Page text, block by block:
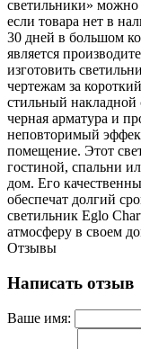
светильники» можно
если товара нет в
30 дней в большом
является
изготовить
чертежам за
стильный накладной
черная арматура и
неповторимый
помещение. Этот
гостиной, спальни
дом. Его
обеспечат долгий
светильник Eglo
атмосферу в своем
Отзывы
Написать отзыв
Ваше имя: